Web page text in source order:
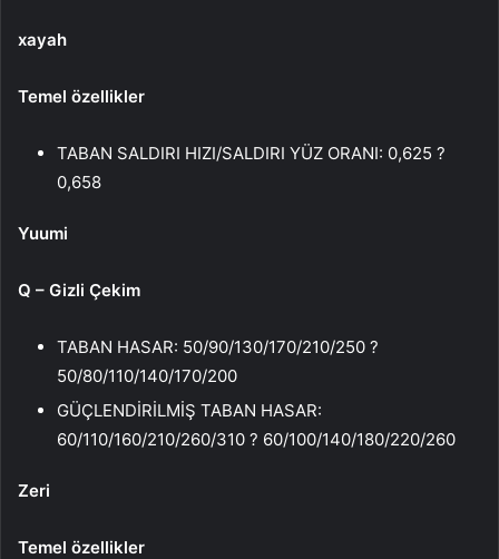
xayah
Temel özellikler
TABAN SALDIRI HIZI/SALDIRI YÜZ ORANI: 0,625 ?
0,658
Yuumi
Q – Gizli Çekim
TABAN HASAR: 50/90/130/170/210/250 ?
50/80/110/140/170/200
GÜÇLENDİRİLMİŞ TABAN HASAR:
60/110/160/210/260/310 ? 60/100/140/180/220/260
Zeri
Temel özellikler